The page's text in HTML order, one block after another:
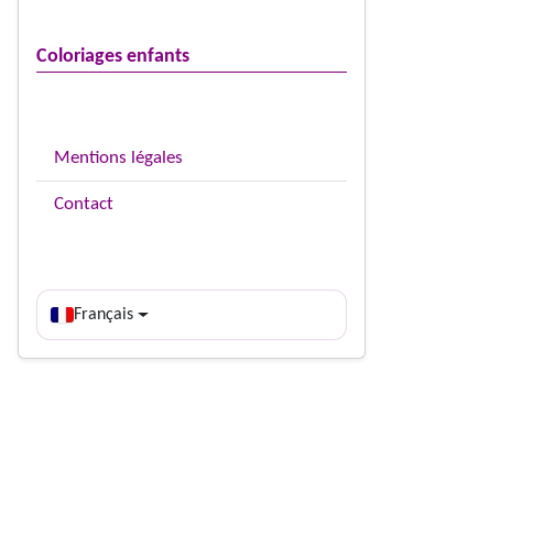
Coloriages enfants
Mentions légales
Contact
Français